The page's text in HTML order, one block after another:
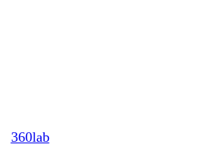
360lab09/08/2021